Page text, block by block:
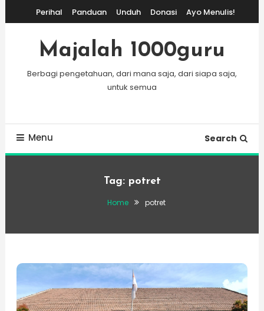
To
Content
Perihal Panduan Unduh Donasi Ayo Menulis!
Majalah 1000guru
Berbagi pengetahuan, dari mana saja, dari siapa saja,
untuk semua
Menu Search
Tag: potret
Home potret